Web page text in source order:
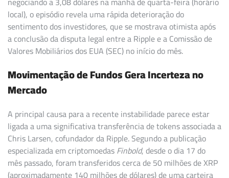
local), o episódio revela uma rápida deterioração do
sentimento dos investidores, que se mostrava otimista após
a conclusão da disputa legal entre a Ripple e a Comissão de
Valores Mobiliários dos EUA (SEC) no início do mês.
Movimentação de Fundos Gera Incerteza no
Mercado
A principal causa para a recente instabilidade parece estar
ligada a uma significativa transferência de tokens associada a
Chris Larsen, cofundador da Ripple. Segundo a publicação
especializada em criptomoedasFinbold, desde o dia 17 do
mês passado, foram transferidos cerca de 50 milhões de XRP
(aproximadamente 140 milhões de dólares) de uma carteira